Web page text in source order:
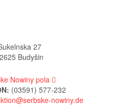
27
Budyšin
Nowiny pola
(03591) 577-232